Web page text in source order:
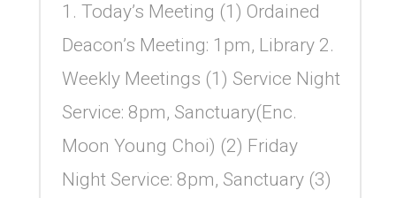
1. Today’s Meeting (1) Ordained
Deacon’s Meeting: 1pm, Library 2.
Weekly Meetings (1) Service Night
Service: 8pm, Sanctuary(Enc.
Moon Young Choi) (2) Friday
Night Service: 8pm, Sanctuary (3)